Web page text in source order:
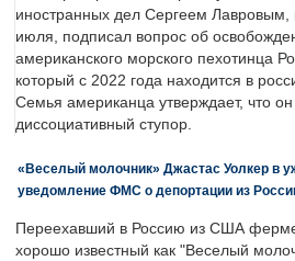
иностранных дел Сергеем Лавровым,
июля, подписал вопрос об
американского морского пехотинца
который с 2022 года находится в
Семья американца утверждает, что
диссоциативный ступор.
«Веселый молочник» Джастас Уолкер в
уведомление ФМС о депортации из
Переехавший в Россию из США
хорошо известный как "Веселый